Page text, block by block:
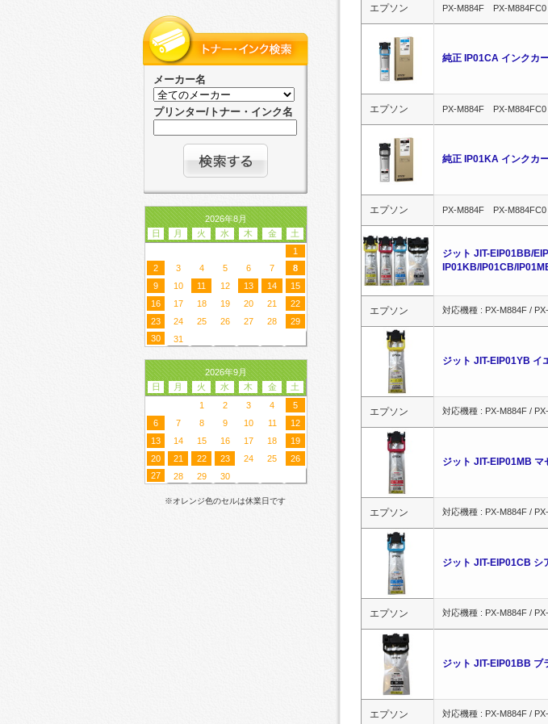
メーカー名
プリンター/トナー・インク名
2026年8月
日
月 火 水 木 金
土
1
2
3 4 5 6 7
8
9
10 11 12 13 14
15
16
17 18 19 20 21
22
23
24 25 26 27 28
29
30
31
2026年9月
日
月 火 水 木 金
土
1
2 3 4
5
6
7 8 9 10 11
12
13
14 15 16 17 18
19
20
21 22 23 24 25
26
27
28 29 30
※オレンジ色のセルは休業日です
エプソン PX-M884F PX-
純正 IP01CA インクカ
エプソン PX-M884F PX-
純正 IP01KA インクカ
エプソン PX-M884F PX-
ジット JIT-EIP01BB/
IP01KB/IP01CB/
エプソン 対応機種 : PX-M884F /
ジット JIT-EIP01YB イ
エプソン 対応機種 : PX-M884F /
ジット JIT-EIP01MB
エプソン 対応機種 : PX-M884F /
ジット JIT-EIP01CB シ
エプソン 対応機種 : PX-M884F /
ジット JIT-EIP01BB ブ
エプソン 対応機種 : PX-M884F /